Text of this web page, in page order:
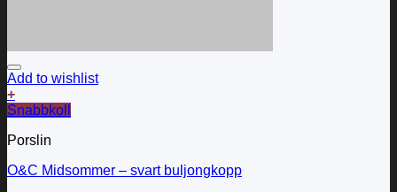
Add to wishlist
+
Snabbkoll
Porslin
O&C Midsommer – svart buljongkopp